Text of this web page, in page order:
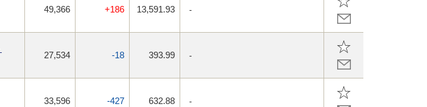
49,366 +186 13,591.93 -
27,534 -18 393.99 -
33,596 -427 632.88 -